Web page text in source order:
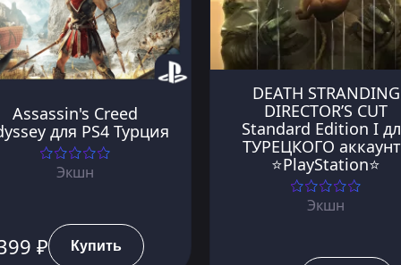
Assassin's Creed
для PS4 Турция
Экшн
₽ Купить
DEATH STRANDING
DIRECTOR’S CUT
Standard Edition I
ТУРЕЦКОГО
⭐PlayStation⭐
Экшн